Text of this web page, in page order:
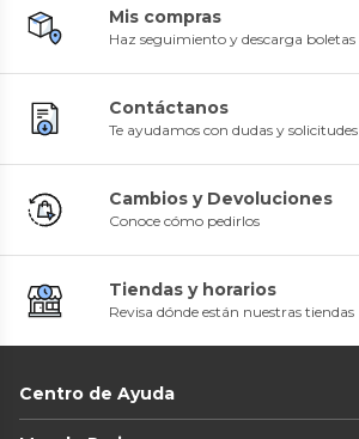
Mis compras
Haz seguimiento y descarga boletas
Contáctanos
Te ayudamos con dudas y solicitudes
Cambios y Devoluciones
Conoce cómo pedirlos
Tiendas y horarios
Revisa dónde están nuestras tiendas
Centro de Ayuda